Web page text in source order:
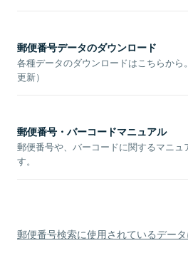
郵便番号データのダウンロード
各種データのダウンロードはこちらから
更新）
郵便番号・バーコードマニュアル
郵便番号や、バーコードに関するマニュ
す。
郵便番号検索に使用されているデー